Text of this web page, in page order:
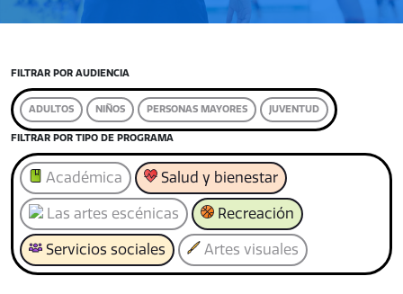
FILTRAR POR AUDIENCIA
ADULTOS NIÑOS PERSONAS MAYORES JUVENTUD
FILTRAR POR TIPO DE PROGRAMA
Académica Salud y bienestar
Las artes escénicas Recreación
Servicios sociales Artes visuales